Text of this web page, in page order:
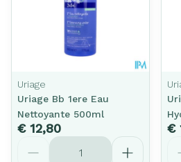
Uriage
Uriage Bb 1ere Eau
Nettoyante 500ml
€ 12,80
Aantal
€